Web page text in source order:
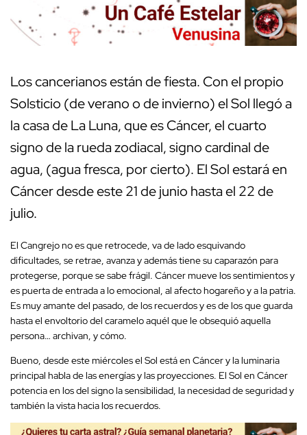
Los cancerianos están de fiesta. Con el propio
Solsticio (de verano o de invierno) el Sol llegó a
la casa de La Luna, que es Cáncer, el cuarto
signo de la rueda zodiacal, signo cardinal de
agua, (agua fresca, por cierto). El Sol estará en
Cáncer desde este 21 de junio hasta el 22 de
julio.
El Cangrejo no es que retrocede, va de lado esquivando
dificultades, se retrae, avanza y además tiene su caparazón para
protegerse, porque se sabe frágil. Cáncer mueve los sentimientos y
es puerta de entrada a lo emocional, al afecto hogareño y a la patria.
Es muy amante del pasado, de los recuerdos y es de los que guarda
hasta el envoltorio del caramelo aquél que le obsequió aquella
persona… archivan, y cómo.
Bueno, desde este miércoles el Sol está en Cáncer y la luminaria
principal habla de las energías y las proyecciones. El Sol en Cáncer
potencia en los del signo la sensibilidad, la necesidad de seguridad y
también la vista hacia los recuerdos.